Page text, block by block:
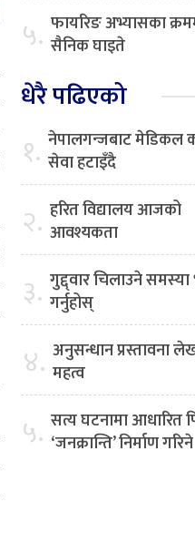
५. फायरिङ अभ्यासका
सैनिक घाइते
धेरै पढिएको
१. नेपालगन्जबाट
सेवा हटाइँदै
२. हरित विद्यालय आजको
आवश्यकता
३. गुद्द्वार चिलाउने
गर्नुहोस्
४. अनुसन्धान प्रस्तावना
महत्व
५. सत्य घटनामा आधारित
‘जनक्रान्ति’ निर्माण गरिने